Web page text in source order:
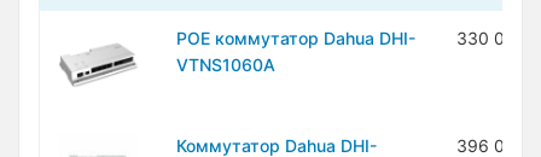
POE коммутатор Dahua DHI-
VTNS1060A
330 000
Коммутатор Dahua DHI-
396 000